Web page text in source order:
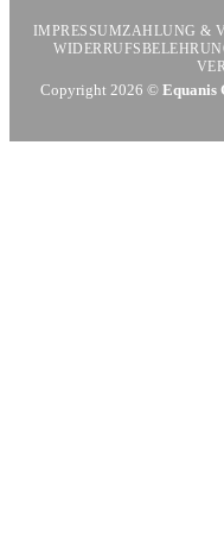
IMPRESSUMZAHLUNG &
Copyright 2026 © Equanis